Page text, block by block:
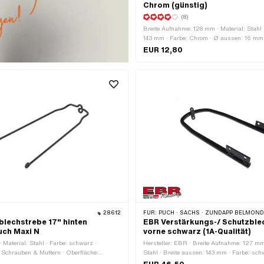
Chrom (günstig)
(8)
Breite Aufnahme: 128 mm · Material: Stahl
143 mm · Farbe: Chrom · Ø aussen: 16
Schutzblech - mitte Loch: 207 mm ·
mitte Loch: 242 mm · Befestigungsart:
EUR 12,80
28612
17" hinten
Maxi N
Material: Stahl · Farbe: schwarz ·
& Muttern · Oberfläche:
· Ø Befestigungsloch: 6 mm · Radgrösse:
FÜR: PUCH · SACHS · ZÜNDAPP
EBR Verstärkungs-/
vorne schwarz (1A-Qualität)
Hersteller: EBR · Breite Aufnahme: 127
Stahl · Breite aussen: 143 mm · Farbe:
Schutzblech - mitte Loch: 203 mm ·